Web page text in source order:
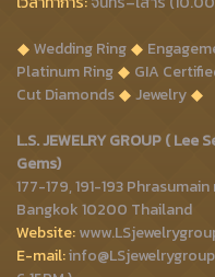
Wedding Ring
Platinum Ring
GIA
Cut Diamonds
Jewelry
L.S. JEWELRY GROUP ( Lee
Gems)
177-179, 191-193
Bangkok 10200 Thailand
Website:
E-mail: